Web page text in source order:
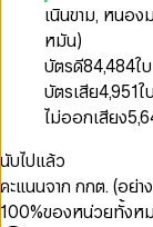
เนินขาม, หนอง
หมัน)
บัตรดี84,484ใบ
บัตรเสีย4,951ใบ
ไม่ออกเสียง
นับไปแล้ว
คะแนนจาก กกต. (อย่า
100%ของหน่วยทั้งห